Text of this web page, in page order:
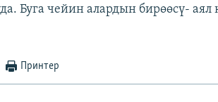
Буга чейин алардын бирөөсү- аял
Принтер